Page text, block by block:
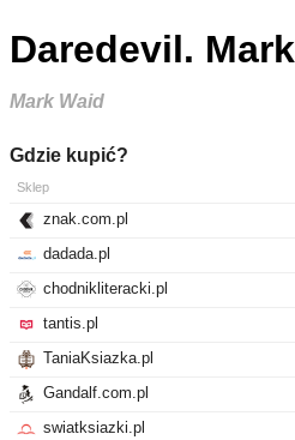
Daredevil.
Mark Waid
Gdzie kupić?
Sklep
znak.com.pl
dadada.pl
chodnikliteracki.pl
tantis.pl
TaniaKsiazka.pl
Gandalf.com.pl
swiatksiazki.pl